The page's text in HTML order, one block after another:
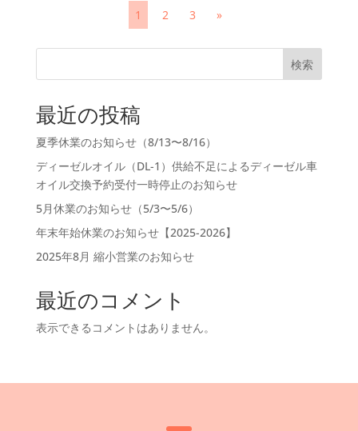
1 2 3 »
検索
最近の投稿
夏季休業のお知らせ（8/13〜8/16）
ディーゼルオイル（DL-1）供給不足によるディーゼル車
オイル交換予約受付一時停止のお知らせ
5月休業のお知らせ（5/3〜5/6）
年末年始休業のお知らせ【2025-2026】
2025年8月 縮小営業のお知らせ
最近のコメント
表示できるコメントはありません。